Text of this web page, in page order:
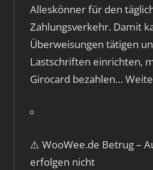
Alleskönner für den
Zahlungsverkehr. Damit
Überweisungen tätigen
Lastschriften einrichten,
Girocard bezahlen…
⚠️ WooWee.de Betrug –
erfolgen nicht